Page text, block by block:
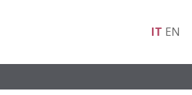
IT EN